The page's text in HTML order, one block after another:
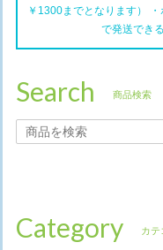
￥1300までとなります）
で発送でき
Search 商品検索
Category カテ